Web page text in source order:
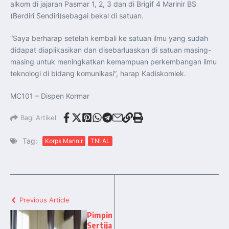
alkom di jajaran Pasmar 1, 2, 3 dan di Brigif 4 Marinir BS
(Berdiri Sendiri)sebagai bekal di satuan.
“Saya berharap setelah kembali ke satuan ilmu yang sudah
didapat diaplikasikan dan disebarluaskan di satuan masing-
masing untuk meningkatkan kemampuan perkembangan ilmu
teknologi di bidang komunikasi”, harap Kadiskomlek.
MC101 – Dispen Kormar
Bagi Artikel
Tag: Korps Marinir TNI AL
Previous Article
Pimpin
Sertija